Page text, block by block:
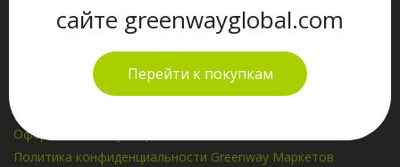
сайте greenwayglobal.com
Перейти к покупкам
Сервис
Пользовательское соглашение
Оферта Greenway Маркетов
Политика конфиденциальности Greenway Маркетов